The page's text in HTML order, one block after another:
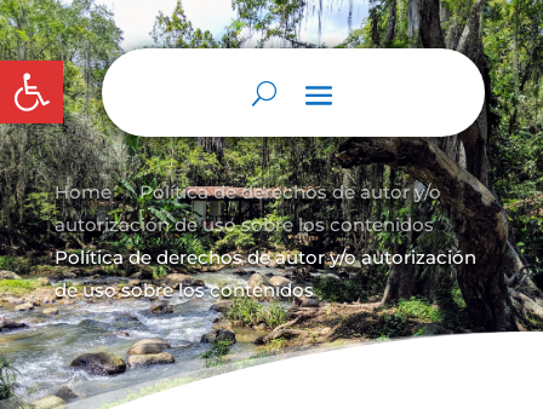
Abrir barra de herramientas
Home 9 Política de derechos de autor y/o
autorización de uso sobre los contenidos 9
Política de derechos de autor y/o autorización
de uso sobre los contenidos